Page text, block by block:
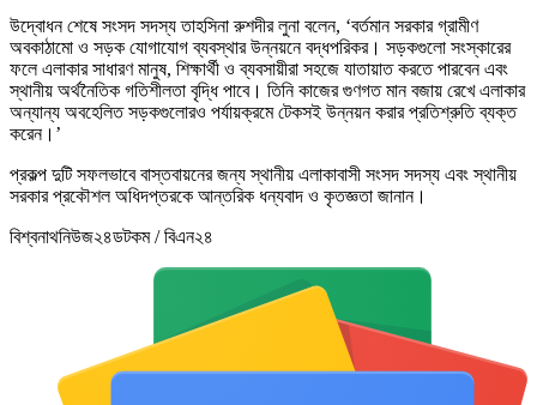
উদ্বোধন শেষে সংসদ সদস্য তাহসিনা রুশদীর লুনা বলেন, ‘বর্তমান সরকার গ্রামীণ
অবকাঠামো ও সড়ক যোগাযোগ ব্যবস্থার উন্নয়নে বদ্ধপরিকর। সড়কগুলো সংস্কারের
ফলে এলাকার সাধারণ মানুষ, শিক্ষার্থী ও ব্যবসায়ীরা সহজে যাতায়াত করতে পারবেন এবং
স্থানীয় অর্থনৈতিক গতিশীলতা বৃদ্ধি পাবে। তিনি কাজের গুণগত মান বজায় রেখে এলাকার
অন্যান্য অবহেলিত সড়কগুলোরও পর্যায়ক্রমে টেকসই উন্নয়ন করার প্রতিশ্রুতি ব্যক্ত
করেন।’
​প্রকল্প দুটি সফলভাবে বাস্তবায়নের জন্য স্থানীয় এলাকাবাসী সংসদ সদস্য এবং স্থানীয়
সরকার প্রকৌশল অধিদপ্তরকে আন্তরিক ধন্যবাদ ও কৃতজ্ঞতা জানান।
বিশ্বনাথনিউজ২৪ডটকম / বিএন২৪